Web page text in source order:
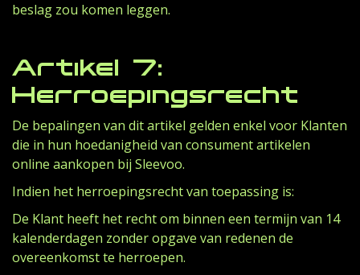
beslag zou komen leggen.
Artikel 7:
Herroepingsrecht
De bepalingen van dit artikel gelden enkel voor Klanten
die in hun hoedanigheid van consument artikelen
online aankopen bij Sleevoo.
Indien het herroepingsrecht van toepassing is:
De Klant heeft het recht om binnen een termijn van 14
kalenderdagen zonder opgave van redenen de
overeenkomst te herroepen.